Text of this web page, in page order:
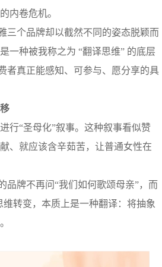
内卷危机。
三个品牌却以截然不同的姿态脱颖而
一种被我称之为 “翻译思维” 的底层
者真正能感知、可参与、愿分享的具
行“圣母化”叙事。这种叙事看似赞
、就应该含辛茹苦，让普通女性在
品牌不再问“我们如何歌颂母亲”，而
转变，本质上是一种翻译：将抽象